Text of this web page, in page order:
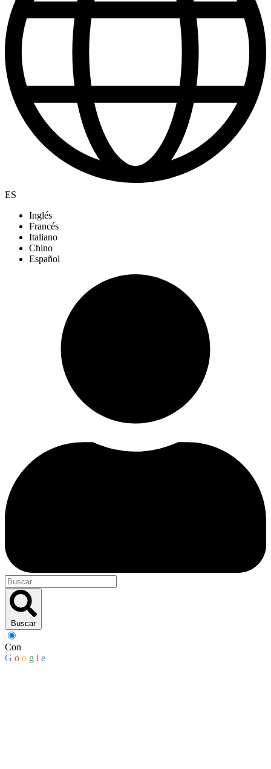
ES
Inglés
Francés
Italiano
Chino
Español
Buscar
Con
G o o g l e